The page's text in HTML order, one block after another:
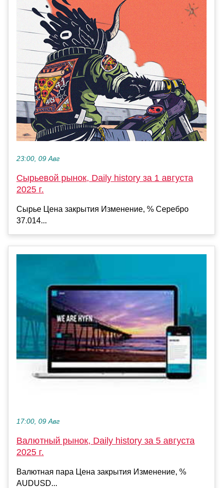
23:00, 09 Авг
Сырьевой рынок, Daily history за 1 августа
2025 г.
Сырье Цена закрытия Изменение, % Серебро
37.014...
17:00, 09 Авг
Валютный рынок, Daily history за 5 августа
2025 г.
Валютная пара Цена закрытия Изменение, %
AUDUSD...